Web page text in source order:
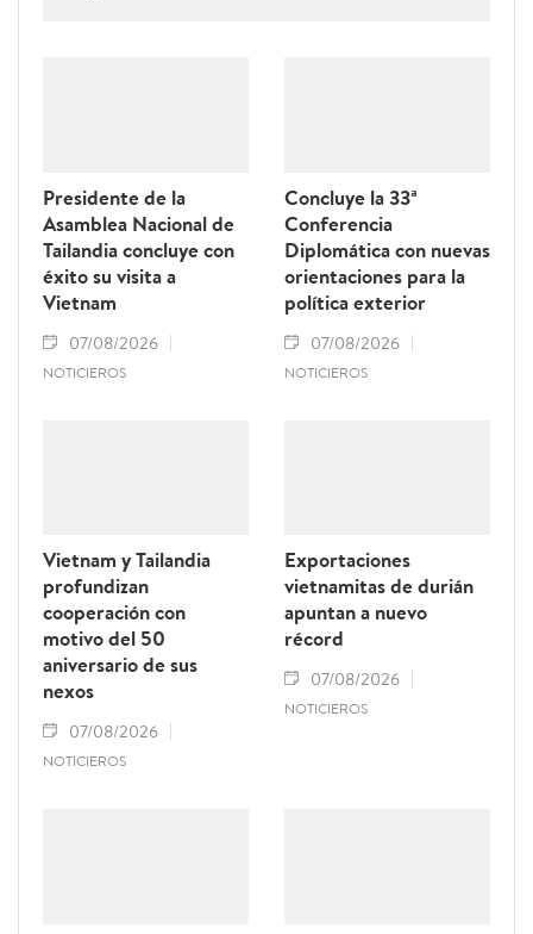
Presidente de la
Asamblea Nacional de
Tailandia concluye con
éxito su visita a
Vietnam
07/08/2026
NOTICIEROS
Concluye la 33ª
Conferencia
Diplomática con nuevas
orientaciones para la
política exterior
07/08/2026
NOTICIEROS
Vietnam y Tailandia
profundizan
cooperación con
motivo del 50
aniversario de sus
nexos
07/08/2026
NOTICIEROS
Exportaciones
vietnamitas de durián
apuntan a nuevo
récord
07/08/2026
NOTICIEROS